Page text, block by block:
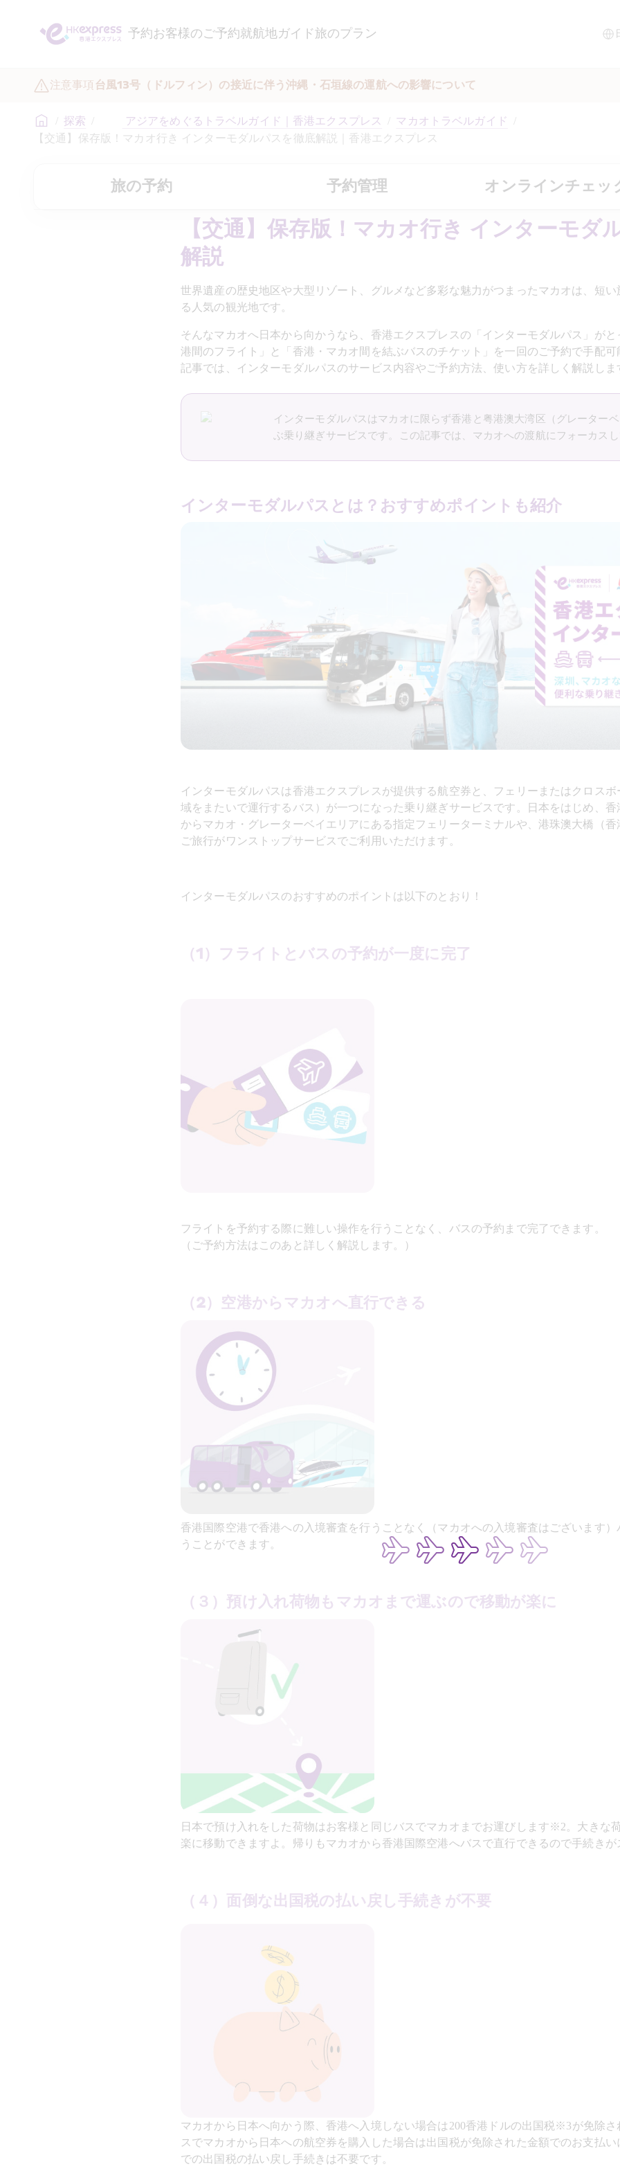
予約お客様のご予約就航地ガイド旅のプラン
注意事項 台風13号（ドルフィン）の接近に伴う沖縄・石垣線の運航への影響について
/ 探索 /
	 アジアをめぐるトラベルガイド｜香港エクスプレス
/ マカオトラベルガイド /
【交通】保存版！マカオ行き インターモダルパスを徹底解説｜香港エクスプレス
旅の予約 予約管理 オンラインチェッ
【交通】保存版！マカオ行き インターモダ
解説
世界遺産の歴史地区や大型リゾート、グルメなど多彩な魅力がつまったマカオは、短
る人気の観光地です。
そんなマカオへ日本から向かうなら、香港エクスプレスの「インターモダルパス」が
港間のフライト」と「香港・マカオ間を結ぶバスのチケット」を一回のご予約で手配
記事では、インターモダルパスのサービス内容やご予約方法、使い方を詳しく解説しま
インターモダルパスはマカオに限らず香港と粤港澳大湾区（グレーター
ぶ乗り継ぎサービスです。この記事では、マカオへの渡航にフォーカスし
インターモダルパスとは？おすすめポイントも紹介
インターモダルパスは香港エクスプレスが提供する航空券と、フェリーまたはクロス
域をまたいで運行するバス）が一つになった乗り継ぎサービスです。日本をはじめ、
からマカオ・グレーターベイエリアにある指定フェリーターミナルや、港珠澳大橋（
ご旅行がワンストップサービスでご利用いただけます。
インターモダルパスのおすすめのポイントは以下のとおり！
（1）フライトとバスの予約が一度に完了
フライトを予約する際に難しい操作を行うことなく、バスの予約まで完了できます。
（ご予約方法はこのあと詳しく解説します。）
（2）空港からマカオへ直行できる
香港国際空港で香港への入境審査を行うことなく（マカオへの入境審査はございます
うことができます。
（３）預け入れ荷物もマカオまで運ぶので移動が楽に
日本で預け入れをした荷物はお客様と同じバスでマカオまでお運びします※2。大きな
楽に移動できますよ。帰りもマカオから香港国際空港へバスで直行できるので手続きが
（４）面倒な出国税の払い戻し手続きが不要
マカオから日本へ向かう際、香港へ入境しない場合は200香港ドルの出国税※3が免除さ
スでマカオから日本への航空券を購入した場合は出国税が免除された金額でのお支払
での出国税の払い戻し手続きは不要です。